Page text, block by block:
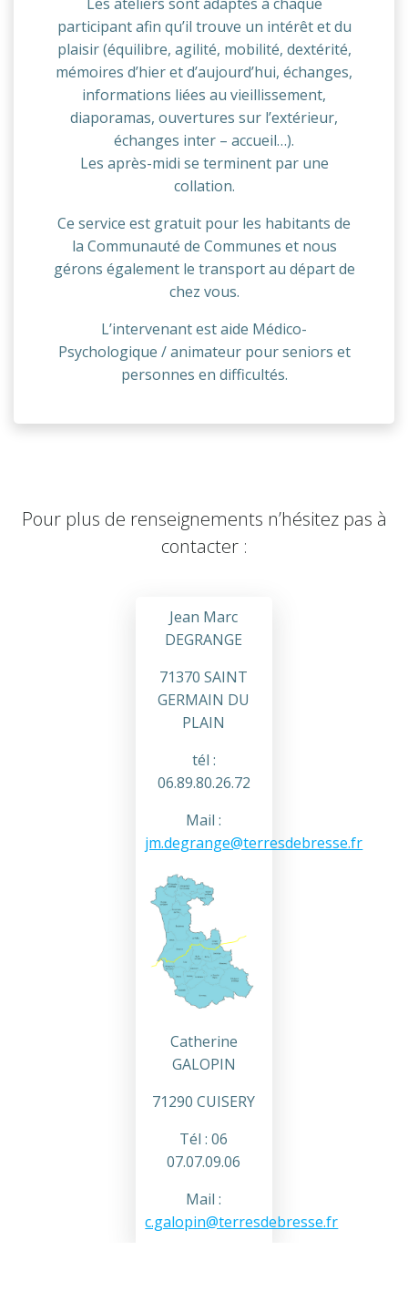
participant afin qu’il trouve un intérêt et du
plaisir (équilibre, agilité, mobilité, dextérité,
mémoires d’hier et d’aujourd’hui, échanges,
informations liées au vieillissement,
diaporamas, ouvertures sur l’extérieur,
échanges inter – accueil…).
Les après-midi se terminent par une
collation.
Ce service est gratuit pour les habitants de
la Communauté de Communes et nous
gérons également le transport au départ de
chez vous.
L’intervenant est aide Médico-
Psychologique / animateur pour seniors et
personnes en difficultés.
Pour plus de renseignements n’hésitez pas à
contacter :
Jean Marc
DEGRANGE
71370 SAINT
GERMAIN DU
PLAIN
tél :
06.89.80.26.72
Mail :
jm.degrange@terresdebresse.fr
Catherine
GALOPIN
71290 CUISERY
Tél : 06
07.07.09.06
Mail :
c.galopin@terresdebresse.fr